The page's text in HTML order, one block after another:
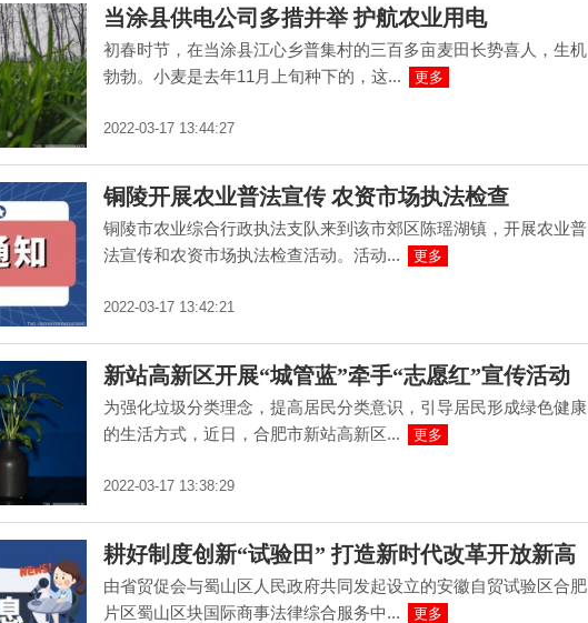
当涂县供电公司多措并举 护航农业用电
初春时节，在当涂县江心乡普集村的三百多亩麦田长势喜人，生机
勃勃。小麦是去年11月上旬种下的，这...
更多
2022-03-17 13:44:27
铜陵开展农业普法宣传 农资市场执法检查
铜陵市农业综合行政执法支队来到该市郊区陈瑶湖镇，开展农业普
法宣传和农资市场执法检查活动。活动...
更多
2022-03-17 13:42:21
新站高新区开展“城管蓝”牵手“志愿红”宣传活动
为强化垃圾分类理念，提高居民分类意识，引导居民形成绿色健康
的生活方式，近日，合肥市新站高新区...
更多
2022-03-17 13:38:29
耕好制度创新“试验田” 打造新时代改革开放新高
由省贸促会与蜀山区人民政府共同发起设立的安徽自贸试验区合肥
片区蜀山区块国际商事法律综合服务中...
更多